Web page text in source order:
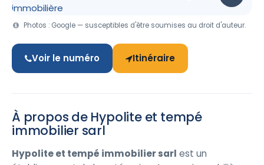
Photos : Google — susceptibles d'être soumises au droit d'auteur.
Voir le numéro Itinéraire
À propos de Hypolite et tempé
immobilier sarl
Hypolite et tempé immobilier sarl est un